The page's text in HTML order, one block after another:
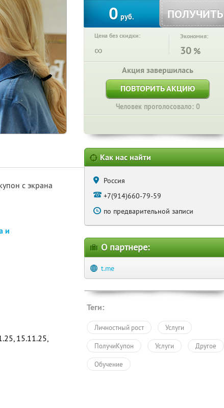
0 руб. ПОЛУЧИТЬ
Цена без скидки:
∞
Экономия:
30 %
Акция завершилась
ПОВТОРИТЬ АКЦИЮ
Человек проголосовало: 0
с экрана
и
15.11.25,
Как нас найти
Россия
+7(914)660-79-59
по предварительной записи
О партнере:
t.me
Теги:
Личностный рост Услуги
ПолучиКупон Услуги Другое
Обучение